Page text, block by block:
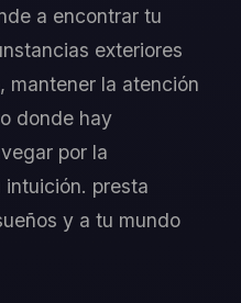
a encontrar tu
exteriores
mantener la atención
donde hay
por la
presta
y a tu mundo